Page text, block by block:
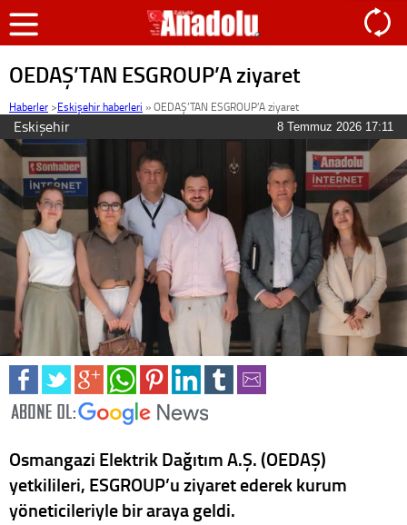
OEDAŞ’TAN ESGROUP’A ziyaret
Haberler >Eskişehir haberleri »OEDAŞ’TAN ESGROUP’A ziyaret
Eskişehir 8 Temmuz 2026 17:11
Osmangazi Elektrik Dağıtım A.Ş. (OEDAŞ)
yetkilileri, ESGROUP’u ziyaret ederek kurum
yöneticileriyle bir araya geldi.